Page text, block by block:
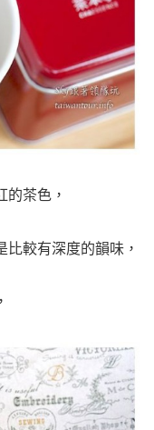
茶色，
較有深度的韻味，